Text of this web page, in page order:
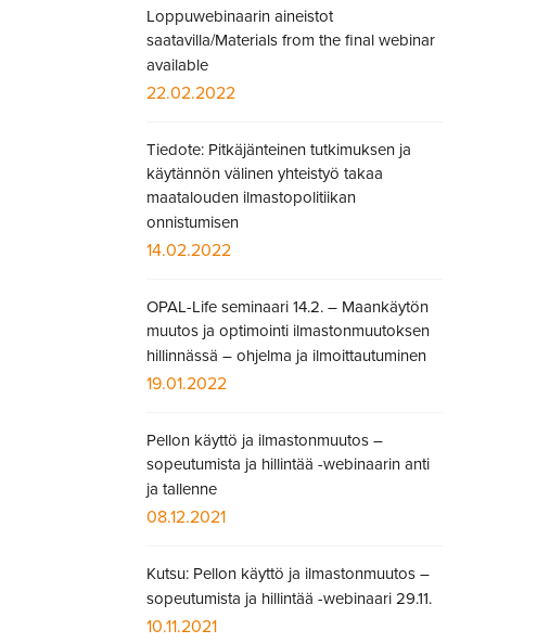
Loppuwebinaarin aineistot
saatavilla/Materials from the final webinar
available
22.02.2022
Tiedote: Pitkäjänteinen tutkimuksen ja
käytännön välinen yhteistyö takaa
maatalouden ilmastopolitiikan
onnistumisen
14.02.2022
OPAL-Life seminaari 14.2. – Maankäytön
muutos ja optimointi ilmastonmuutoksen
hillinnässä – ohjelma ja ilmoittautuminen
19.01.2022
Pellon käyttö ja ilmastonmuutos –
sopeutumista ja hillintää -webinaarin anti
ja tallenne
08.12.2021
Kutsu: Pellon käyttö ja ilmastonmuutos –
sopeutumista ja hillintää -webinaari 29.11.
10.11.2021